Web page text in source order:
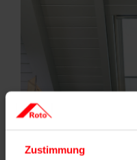
Zustimmung